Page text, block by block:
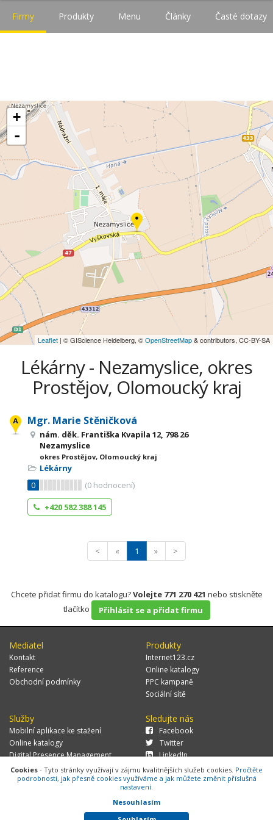
Firmy Produkty Menu Články Časté dotazy
+
-
Leaflet | © GIScience Heidelberg, ©OpenStreetMap& contributors, CC-BY-SA
Lékárny - Nezamyslice, okres
Prostějov, Olomoucký kraj
Mgr. Marie Stěničková
nám. děk. Františka Kvapila 12, 798 26
Nezamyslice
okres Prostějov, Olomoucký kraj
Lékárny
0
(0 hodnocení)
+420 582 388 145
< « 1 » >
Chcete přidat firmu do katalogu?Volejte 771 270 421 nebo stiskněte
tlačítko
Přihlásit se a přidat firmu
Mediatel
Kontakt
Reference
Obchodní podmínky
Produkty
Internet123.cz
Online katalogy
PPC kampaně
Sociální sítě
Služby
Mobilní aplikace ke stažení
Online katalogy
Digital Presence Management
Více zákazníků
Sledujte nás
Facebook
Twitter
LinkedIn
© 2026 MEDIATEL CZ, s.r.o.,Za Potokem 46/4, 106 00 Praha 10, tel.:
+420 771 270 421, verze 1.29.0.143,
Cookies
Cookies - Tyto stránky využívají v zájmu kvalitnějších služeb cookies. Pročtěte
podrobnosti, jak přesně cookies využíváme a jak můžete změnit příslušná
nastavení.
Nesouhlasím